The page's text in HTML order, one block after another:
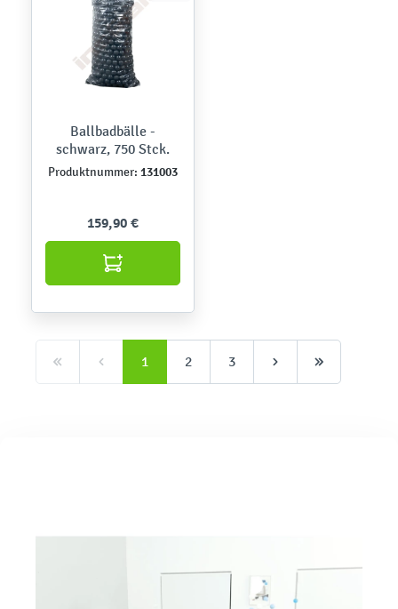
Ballbadbälle -
schwarz, 750 Stck.
Produktnummer: 131003
159,90 €
1 2 3